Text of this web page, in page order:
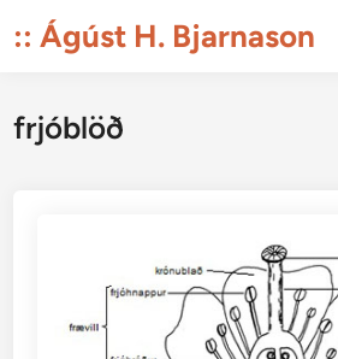
to:: Ágúst H. Bjarnason
frjóblöð